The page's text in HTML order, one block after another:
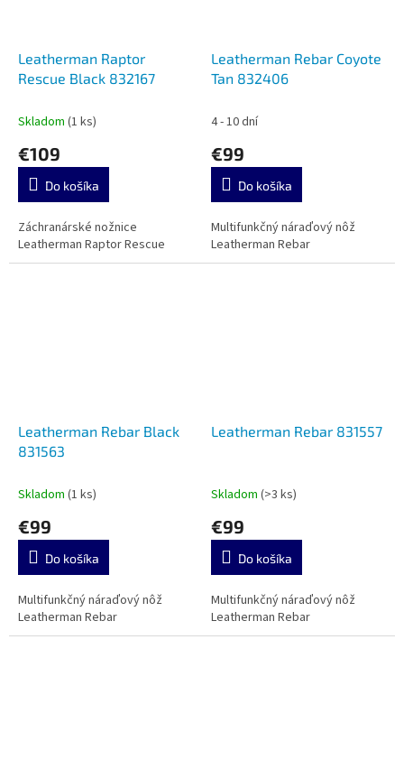
Leatherman Raptor
Rescue Black 832167
Skladom (1 ks)
€109
Do košíka
Záchranárské nožnice
Leatherman Raptor Rescue
Leatherman Rebar Coyote
Tan 832406
4 - 10 dní
€99
Do košíka
Multifunkčný náraďový nôž
Leatherman Rebar
Leatherman Rebar Black
831563
Skladom (1 ks)
€99
Do košíka
Multifunkčný náraďový nôž
Leatherman Rebar
Leatherman Rebar 831557
Skladom (>3 ks)
€99
Do košíka
Multifunkčný náraďový nôž
Leatherman Rebar